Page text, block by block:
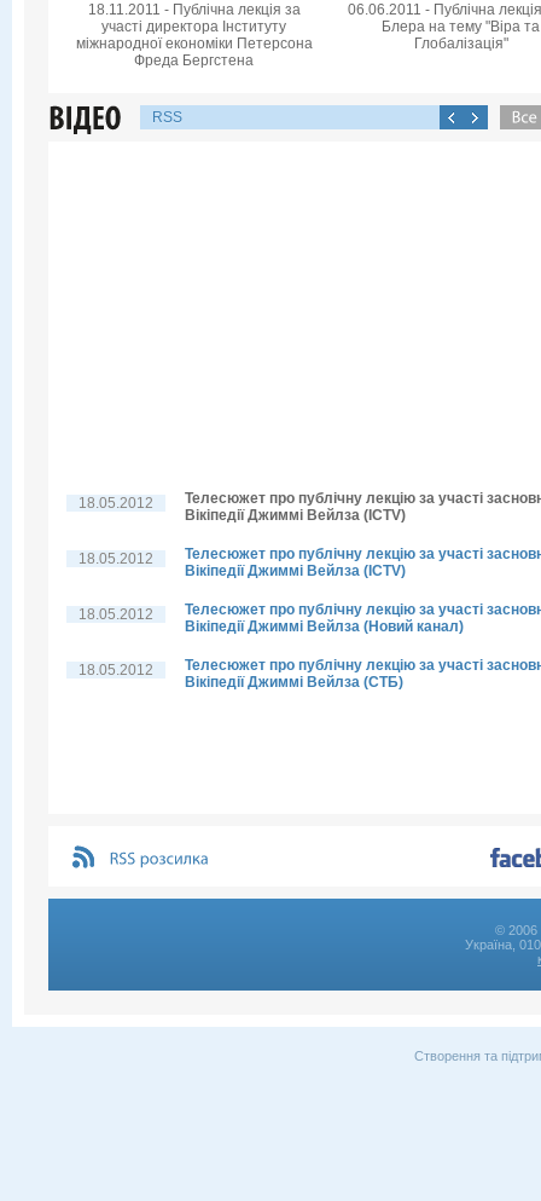
18.11.2011 - Публічна лекція за
участі директора Інституту
міжнародної економіки Петерсона
Фреда Бергстена
06.06.2011 - Публічна
Блера на тему "Віра та
Глобалізація"
RSS
18.05.2012
Телесюжет про публічну лекцію за участі
Вікіпедії Джиммі Вейлза (ICTV)
18.05.2012
Телесюжет про публічну лекцію за участі
Вікіпедії Джиммі Вейлза (ICTV)
18.05.2012
Телесюжет про публічну лекцію за участі
Вікіпедії Джиммі Вейлза (Новий канал)
18.05.2012
Телесюжет про публічну лекцію за участі
Вікіпедії Джиммі Вейлза (СТБ)
© 2006
Україна,
Створення та